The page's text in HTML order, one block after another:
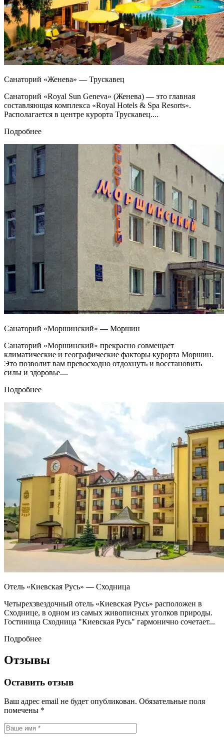
Санаторий «Женева» — Трускавец
Санаторий «Royal Sun Geneva» (Женева) — это главная
составляющая комплекса «Royal Hotels & Spa Resorts».
Располагается в центре курорта Трускавец....
Подробнее
Санаторий «Моршинский» — Моршин
Санаторий «Моршинский» прекрасно совмещает
климатические и географические факторы курорта Моршин.
Это позволит вам превосходно отдохнуть и восстановить
силы и здоровье....
Подробнее
Отель «Киевская Русь» — Сходница
Четырехзвездочный отель «Киевская Русь» расположен в
Сходнице, в одном из самых живописных уголков природы.
Гостиница Сходница "Киевская Русь" гармонично сочетает...
Подробнее
Отзывы
Оставить отзыв
Ваш адрес email не будет опубликован. Обязательные поля
помечены *